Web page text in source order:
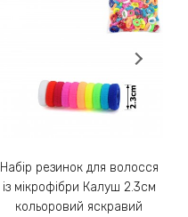
Набір резинок для волосся
із мікрофібри Калуш 2.3см
кольоровий яскравий